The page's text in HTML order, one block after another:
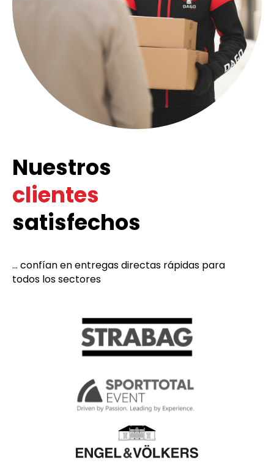
Nuestros
clientes
satisfechos
... confían en entregas directas rápidas para
todos los sectores